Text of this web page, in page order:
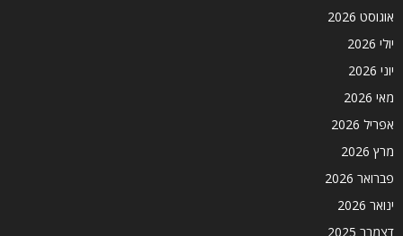
אוגוסט 2026
יולי 2026
יוני 2026
מאי 2026
אפריל 2026
מרץ 2026
פברואר 2026
ינואר 2026
דצמבר 2025